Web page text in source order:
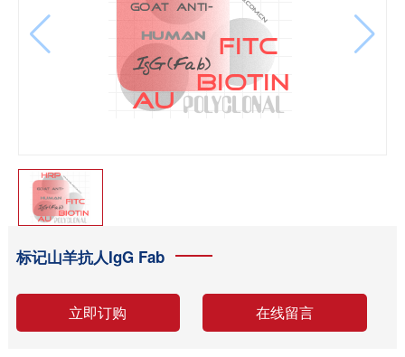
标记山羊抗人IgG Fab
立即订购 在线留言